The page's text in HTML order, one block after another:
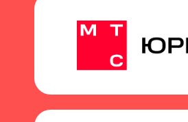
1
Предварительная приемная
кампания
Пройди собеседование и творческое